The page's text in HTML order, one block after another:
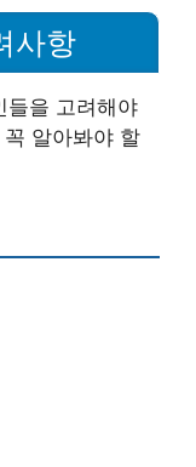
사항
들을 고려해야
알아봐야 할